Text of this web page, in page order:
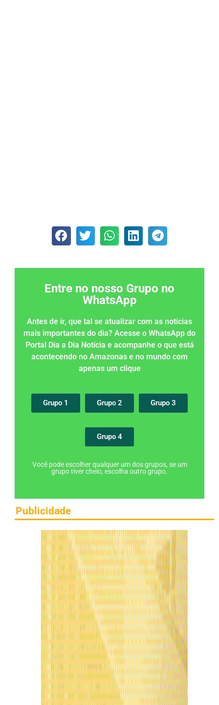
Entre no nosso Grupo no
WhatsApp
Antes de ir, que tal se atualizar com as notícias
mais importantes do dia? Acesse o WhatsApp do
Portal Dia a Dia Notícia e acompanhe o que está
acontecendo no Amazonas e no mundo com
apenas um clique
Grupo 1 Grupo 2 Grupo 3
Grupo 4
Você pode escolher qualquer um dos grupos, se um
grupo tiver cheio, escolha outro grupo.
Publicidade